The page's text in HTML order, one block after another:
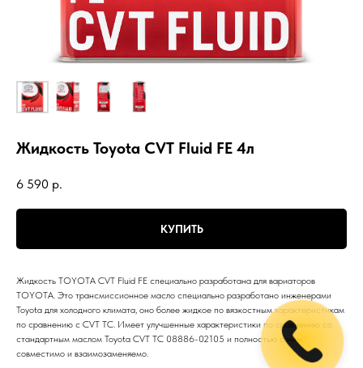
Жидкость Toyota CVT Fluid FE 4л
6 590 р.
КУПИТЬ
Жидкость TOYOTA CVT Fluid FE специально разработана для вариаторов
TOYOTA. Это трансмиссионное масло специально разработано инженерами
Toyota для холодного климата, оно более жидкое по вязкостным характеристикам
по сравнению с CVT TC. Имеет улучшенные характеристики по сравнению со
стандартным маслом Toyota CVT TC 08886-02105 и полностью с ним
совместимо и взаимозаменяемо.